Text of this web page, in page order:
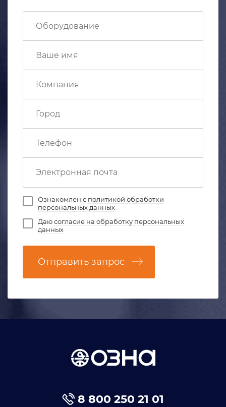
Ознакомлен с политикой обработки
персональных данных
Даюсогласие на обработку персональных
данных
Отправить запрос
8 800 250 21 01